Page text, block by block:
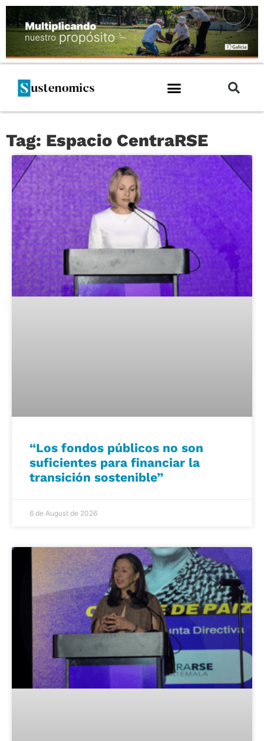
Tag: Espacio CentraRSE
“Los fondos públicos no son
suficientes para financiar la
transición sostenible”
6 de August de 2026